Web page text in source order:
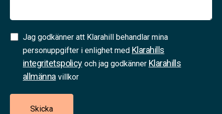
Samtycke
(Required)
Jag godkänner att Klarahill behandlar mina
personuppgifter i enlighet med Klarahills
integritetspolicyoch jag godkänner Klarahills
allmännavillkor
Skicka